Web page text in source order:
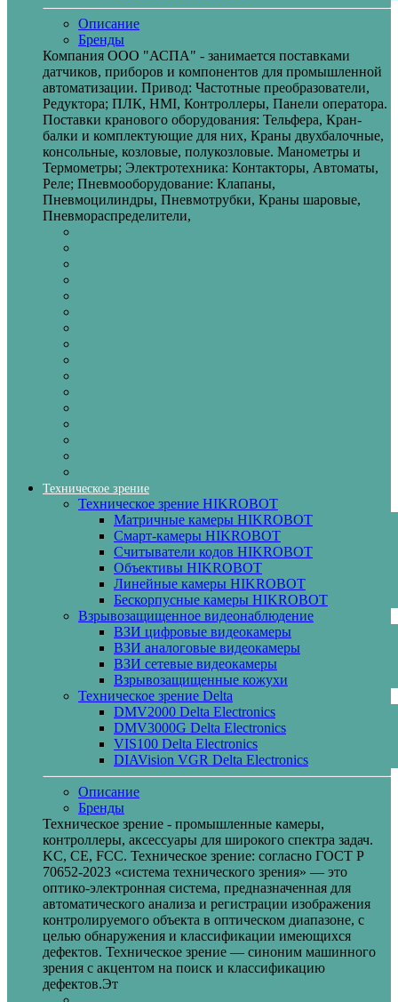
Описание
Бренды
Компания ООО "АСПА" - занимается поставками
датчиков, приборов и компонентов для промышленной
автоматизации. Привод: Частотные преобразователи,
Редуктора; ПЛК, HMI, Контроллеры, Панели оператора.
Поставки кранового оборудования: Тельфера, Кран-
балки и комплектующие для них, Краны двухбалочные,
консольные, козловые, полукозловые. Манометры и
Термометры; Электротехника: Контакторы, Автоматы,
Реле; Пневмооборудование: Клапаны,
Пневмоцилиндры, Пневмотрубки, Краны шаровые,
Пневмораспределители,
Техническое зрение
Техническое зрение HIKROBOT
Матричные камеры HIKROBOT
Смарт-камеры HIKROBOT
Считыватели кодов HIKROBOT
Объективы HIKROBOT
Линейные камеры HIKROBOT
Бескорпусные камеры HIKROBOT
Взрывозащищенное видеонаблюдение
ВЗИ цифровые видеокамеры
ВЗИ аналоговые видеокамеры
ВЗИ сетевые видеокамеры
Взрывозащищенные кожухи
Техническое зрение Delta
DMV2000 Delta Electronics
DMV3000G Delta Electronics
VIS100 Delta Electronics
DIAVision VGR Delta Electronics
Описание
Бренды
Техническое зрение - промышленные камеры,
контроллеры, аксессуары для широкого спектра задач.
KC, CE, FCC. Техническое зрение: согласно ГОСТ Р
70652-2023 «система технического зрения» — это
оптико-электронная система, предназначенная для
автоматического анализа и регистрации изображения
контролируемого объекта в оптическом диапазоне, с
целью обнаружения и классификации имеющихся
дефектов. Техническое зрение — синоним машинного
зрения с акцентом на поиск и классификацию
дефектов.Эт